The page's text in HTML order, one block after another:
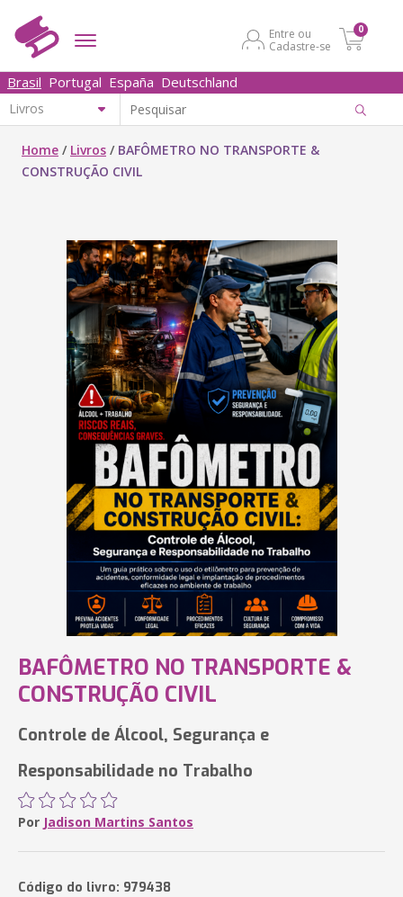
Entre ou
Cadastre-se
0
Brasil Portugal España Deutschland
Home / Livros / BAFÔMETRO NO TRANSPORTE &
CONSTRUÇÃO CIVIL
BAFÔMETRO NO TRANSPORTE &
CONSTRUÇÃO CIVIL
Controle de Álcool, Segurança e
Responsabilidade no Trabalho
Por Jadison Martins Santos
Código do livro: 979438